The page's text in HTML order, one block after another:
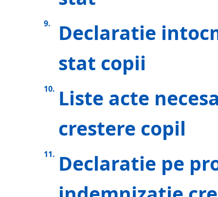
Declaratie
stat copii
Liste acte
crestere copil
Declaratie pe